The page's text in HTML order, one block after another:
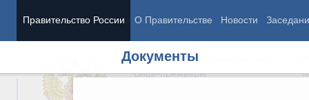
Правительство России О Правительстве Новости
Документы
Председатель Правительства
Вице-премьеры